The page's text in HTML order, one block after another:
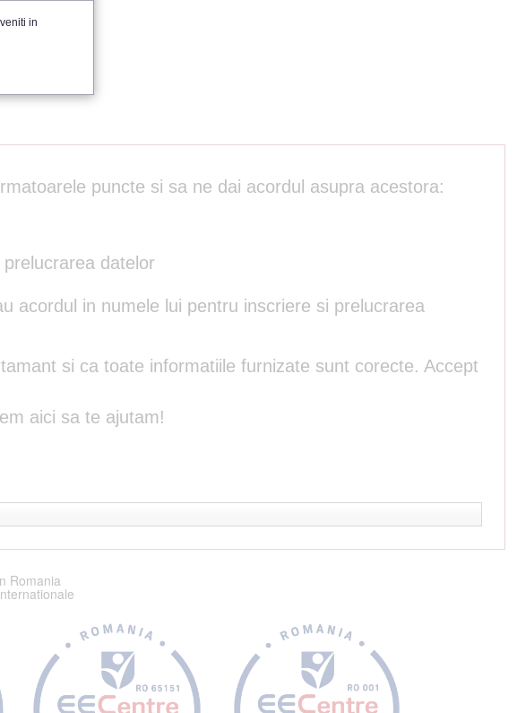
puncte si sa ne dai acordul asupra acestora:
datelor
acordul in numele lui pentru inscriere si prelucrarea
si ca toate informatiile furnizate sunt corecte. Accept
aici sa te ajutam!
Romania
in